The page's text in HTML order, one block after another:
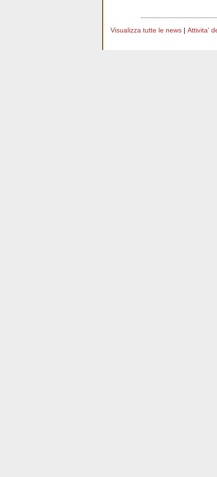
Visualizza tutte le news | Attivita'